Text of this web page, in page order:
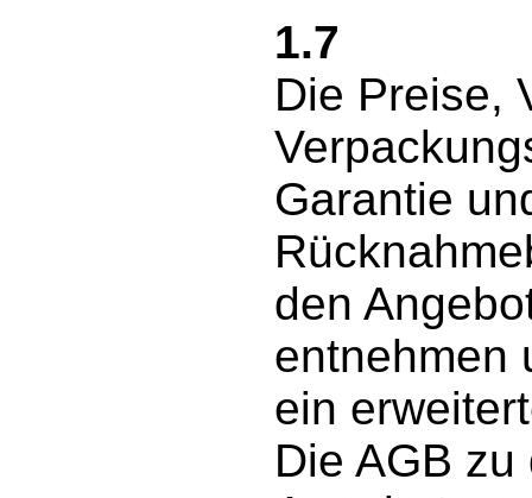
1.7
Die Preise,
Garantie
den
entnehmen
ein
Die AGB